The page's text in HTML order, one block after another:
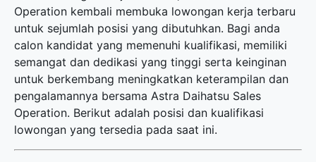
Operation kembali membuka lowongan kerja terbaru
untuk sejumlah posisi yang dibutuhkan. Bagi anda
calon kandidat yang memenuhi kualifikasi, memiliki
semangat dan dedikasi yang tinggi serta keinginan
untuk berkembang meningkatkan keterampilan dan
pengalamannya bersama Astra Daihatsu Sales
Operation. Berikut adalah posisi dan kualifikasi
lowongan yang tersedia pada saat ini.